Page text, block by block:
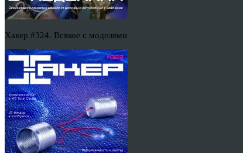
Хакер #324. Всякое с моделями